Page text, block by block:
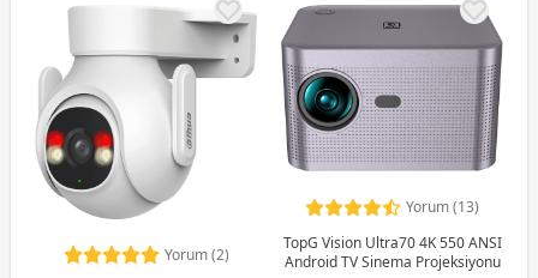
Yorum (2)
Yorum (13)
TopG Vision Ultra70 4K 550 ANSI
Android TV Sinema Projeksiyonu